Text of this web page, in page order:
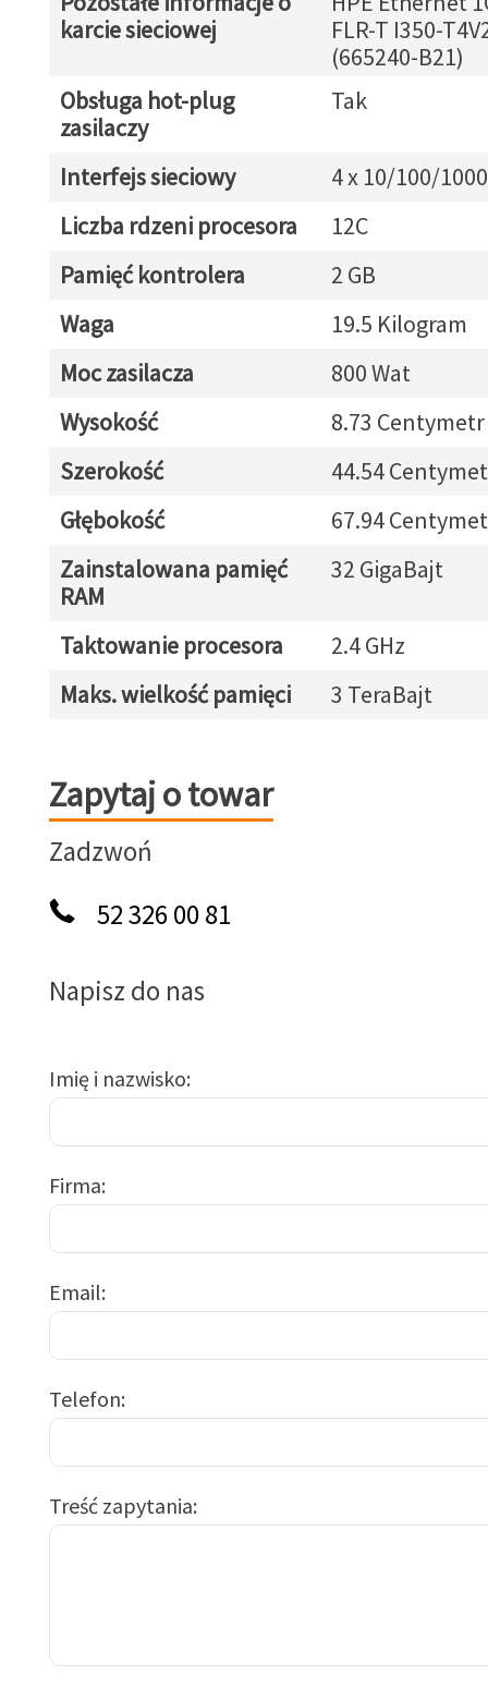
karcie sieciowej
FLR-T I350-
(665240-B21)
Obsługa hot-plug
zasilaczy
Tak
Interfejs sieciowy
4 x 10/100/
Liczba rdzeni procesora
12C
Pamięć kontrolera
2 GB
Waga
19.5 Kilogram
Moc zasilacza
800 Wat
Wysokość
8.73 Centymetr
Szerokość
44.54
Głębokość
67.94
Zainstalowana pamięć
RAM
32 GigaBajt
Taktowanie procesora
2.4 GHz
Maks. wielkość pamięci
3 TeraBajt
Zapytaj o towar
Zapytaj o towar
Zadzwoń
52 326 00 81
Napisz do nas
Imię i nazwisko
Firma
Email
Telefon
Treść zapytania